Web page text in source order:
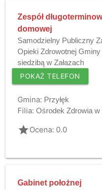
Zespół
domowej
Samodzielny Publiczny
Opieki Zdrowotnej Gminy
siedzibą w Załazach
POKAŻ TELEFON
Gmina: Przyłęk
Filia: Ośrodek Zdrowia w
gradeOcena: 0.0
Gabinet położnej